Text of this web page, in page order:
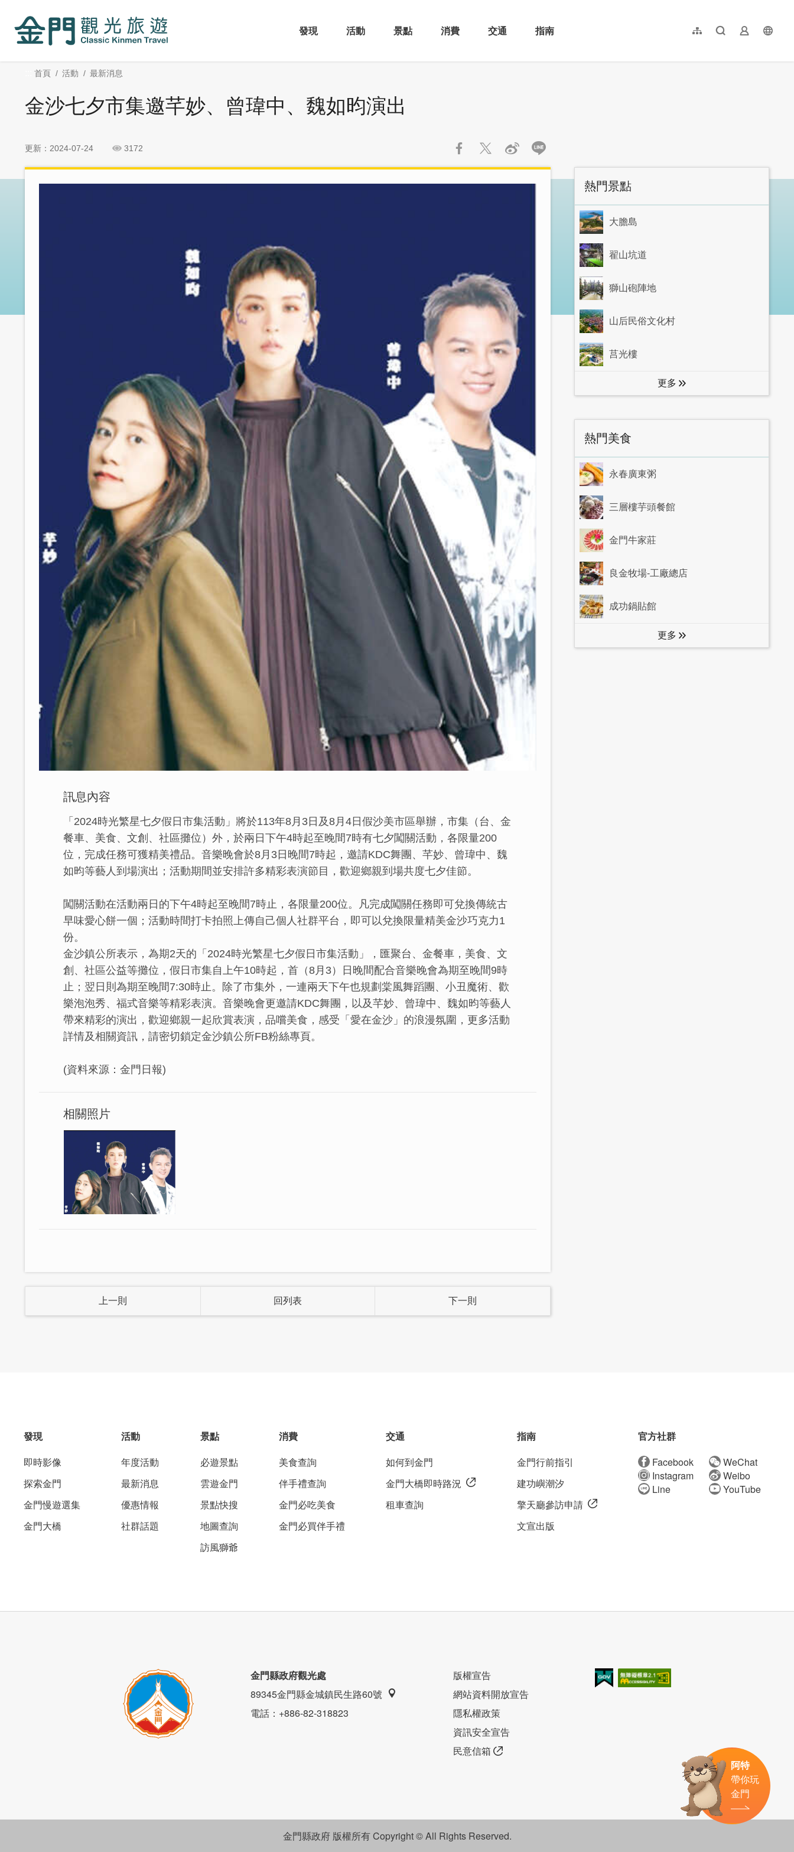
內
發現
活動 景點 消費 交通 指南 網站導覽全文檢索業者登入
简体中文
首頁 活動 最新消息
金沙七夕市集邀芊妙、曾瑋中、魏如昀演出
更新：2024-07-24 3172
分
訊息內容
「2024時光繁星七夕假日市集活動」將於113年8月3日及8月4日假沙美市區舉辦，市集（台、金
餐車、美食、文創、社區攤位）外，於兩日下午4時起至晚間7時有七夕闖關活動，各限量200
位，完成任務可獲精美禮品。音樂晚會於8月3日晚間7時起，邀請KDC舞團、芊妙、曾瑋中、魏
如昀等藝人到場演出；活動期間並安排許多精彩表演節目，歡迎鄉親到場共度七夕佳節。
闖關活動在活動兩日的下午4時起至晚間7時止，各限量200位。凡完成闖關任務即可兌換傳統古
早味愛心餅一個；活動時間打卡拍照上傳自己個人社群平台，即可以兌換限量精美金沙巧克力1
份。
金沙鎮公所表示，為期2天的「2024時光繁星七夕假日市集活動」，匯聚台、金餐車，美食、文
創、社區公益等攤位，假日市集自上午10時起，首（8月3）日晚間配合音樂晚會為期至晚間9時
止；翌日則為期至晚間7:30時止。除了市集外，一連兩天下午也規劃棠風舞蹈團、小丑魔術、歡
樂泡泡秀、福式音樂等精彩表演。音樂晚會更邀請KDC舞團，以及芊妙、曾瑋中、魏如昀等藝人
帶來精彩的演出，歡迎鄉親一起欣賞表演，品嚐美食，感受「愛在金沙」的浪漫氛圍，更多活動
詳情及相關資訊，請密切鎖定金沙鎮公所FB粉絲專頁。
(資料來源：金門日報)
相關照片
上一則 回列表 下一則
:::
熱門景點
大膽島
翟山坑道
獅山砲陣地
山后民俗文化村
莒光樓
更多
熱門美食
永春廣東粥
三層樓芋頭餐館
金門牛家莊
良金牧場-工廠總店
成功鍋貼館
更多
阿特
帶你玩
金門
發現
即時影像
探索金門
金門慢遊選集
金門大橋
活動
年度活動
最新消息
優惠情報
社群話題
景點
必遊景點
雲遊金門
景點快搜
地圖查詢
訪風獅爺
消費
美食查詢
伴手禮查詢
金門必吃美食
金門必買伴手禮
交通
如何到金門
金門大橋即時路況
租車查詢
指南
金門行前指引
建功嶼潮汐
擎天廳參訪申請
文宣出版
官方社群
Facebook
WeChat
Instagram
Weibo
Line
YouTube
金門縣政府觀光處
89345金門縣金城鎮民生路60號
電話：+886-82-318823
版權宣告
網站資料開放宣告
隱私權政策
資訊安全宣告
民意信箱
金門縣政府 版權所有 Copyright © All Rights Reserved.